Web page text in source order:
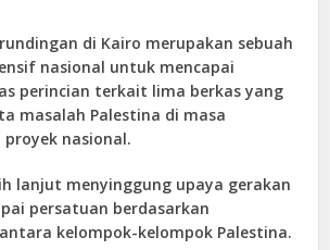
di Kairo merupakan sebuah
nasional untuk mencapai
perincian terkait lima berkas yang
masalah Palestina di masa
nasional.
lanjut menyinggung upaya gerakan
persatuan berdasarkan
kelompok-kelompok Palestina.